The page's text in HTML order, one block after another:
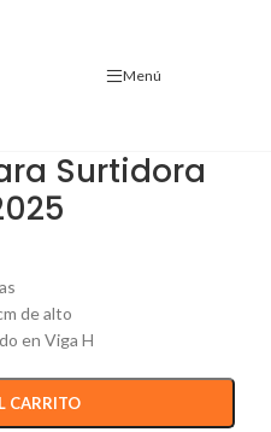
Menú
Surtidora
de alto
en Viga H
CARRITO